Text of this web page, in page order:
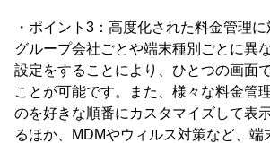
・ポイント3：高度化された料金管理に
グループ会社ごとや端末種別ごとに異
設定をすることにより、ひとつの画面
ことが可能です。また、様々な料金管
のを好きな順番にカスタマイズして表
るほか、MDMやウィルス対策など、端